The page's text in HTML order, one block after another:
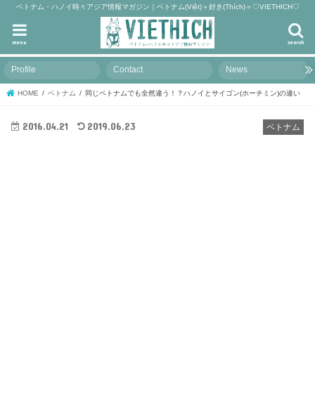
ベトナム・ハノイ時々アジア情報マガジン｜ベトナム(Việt)＋好き(Thích)＝♡VIETHICH♡
search
menu
Profile Contact News
HOME ベトナム 同じベトナムでも全然違う！？ハノイとサイゴン(ホーチミン)の違い
ベトナム
2016.04.21 2019.06.23